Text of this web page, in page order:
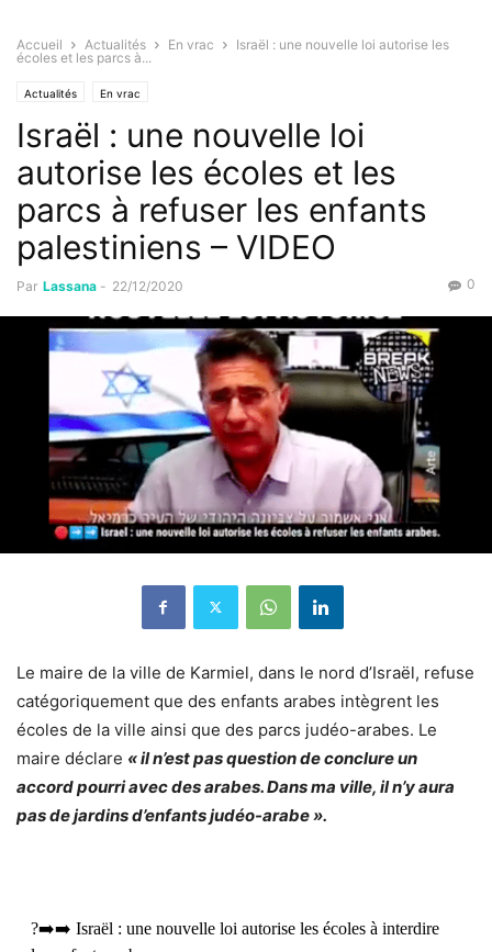
Accueil Actualités En vrac
Israël : une nouvelle loi autorise les
écoles et les parcs à...
Actualités En vrac
Israël : une nouvelle loi
autorise les écoles et les
parcs à refuser les enfants
palestiniens – VIDEO
Par Lassana - 22/12/2020 0
Le maire de la ville de Karmiel, dans le nord d’Israël, refuse
catégoriquement que des enfants arabes intègrent les
écoles de la ville ainsi que des parcs judéo-arabes. Le
maire déclare « il n’est pas question de conclure un
accord pourri avec des arabes. Dans ma ville, il n’y aura
pas de jardins d’enfants judéo-arabe ».
?➡️➡️ Israël : une nouvelle loi autorise les écoles à interdire